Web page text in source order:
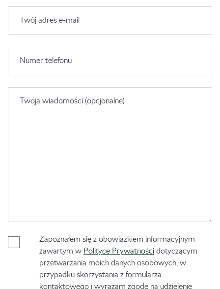
Twój adres e-mail
Numer telefonu
Twoja wiadomości (opcjonalne)
Zapoznałem się z obowiązkiem informacyjnym
zawartym w Polityce Prywatności dotyczącym
przetwarzania moich danych osobowych, w
przypadku skorzystania z formularza
kontaktowego i wyrażam zgodę na udzielenie